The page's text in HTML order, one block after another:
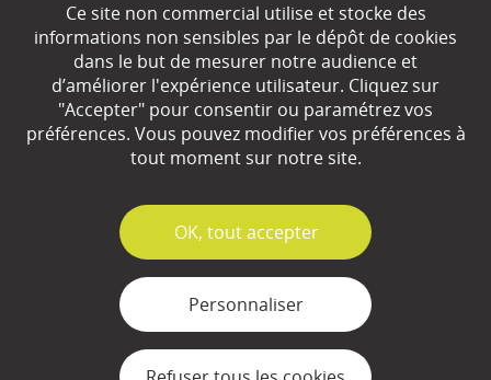
Partenaires
Espace Presse
Plan du site
Mentions légales
Ce site non commercial utilise et stocke des
informations non sensibles par le dépôt de cookies
dans le but de mesurer notre audience et
d’améliorer l'expérience utilisateur. Cliquez sur
"Accepter" pour consentir ou paramétrez vos
préférences. Vous pouvez modifier vos préférences à
tout moment sur notre site.
✓
OK, tout accepter
Personnaliser